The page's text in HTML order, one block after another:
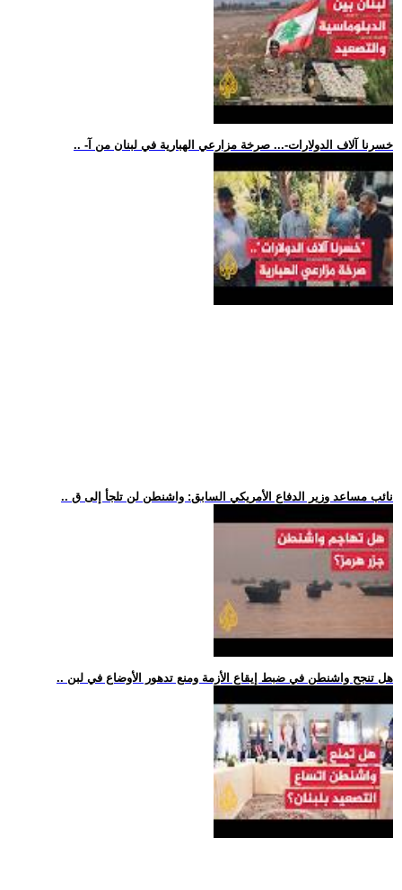
.. -خسرنا آلاف الدولارات-... صرخة مزارعي الهبارية في لبنان من آ
.. نائب مساعد وزير الدفاع الأمريكي السابق: واشنطن لن تلجأ إلى ق
.. هل تنجح واشنطن في ضبط إيقاع الأزمة ومنع تدهور الأوضاع في لبن